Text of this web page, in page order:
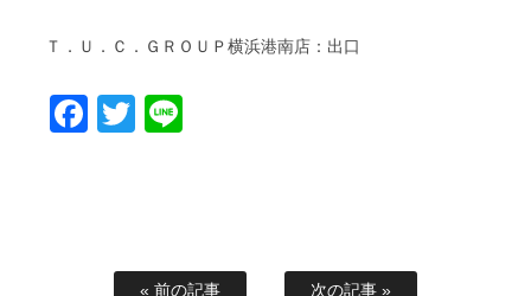
Ｔ．Ｕ．Ｃ．ＧＲＯＵＰ横浜港南店：出口
Facebook
Twitter
« 前の記事 次の記事 »